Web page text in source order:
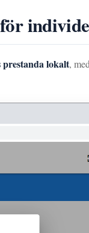
prestanda lokalt, med